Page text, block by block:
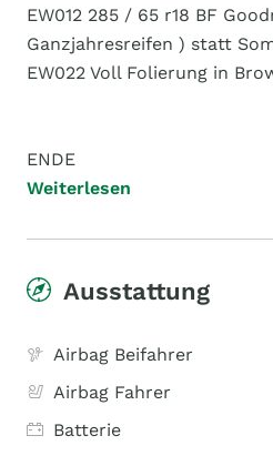
EW012 ​285 / 65 r18 BF
Ganzjahresreifen ) statt
EW022 ​Voll Folierung in
ENDE
Weiterlesen
Ausstattung
Airbag Beifahrer
Airbag Fahrer
Batterie